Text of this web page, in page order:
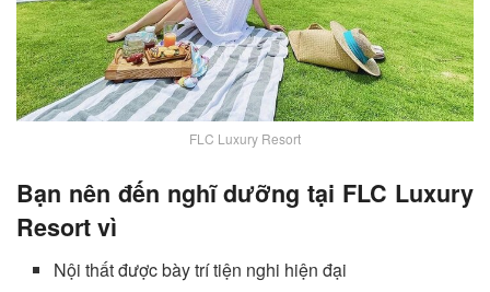
FLC Luxury Resort
Bạn nên đến nghĩ dưỡng tại FLC Luxury
Resortvì
Nội thất được bày trí tiện nghi hiện đại